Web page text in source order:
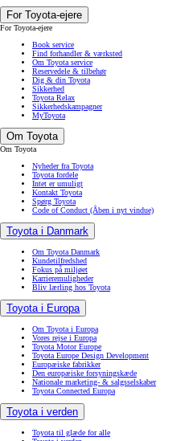
For Toyota-ejere
For Toyota-ejere
Book service
Find forhandler & værksted
Om Toyota service
Reservedele & tilbehør
Dig & din Toyota
Sikkerhed
Toyota Relax
Sikkerhedskampagner
MyToyota
Om Toyota
Om Toyota
Nyheder fra Toyota
Toyota fordele
Intet er umuligt
Kontakt Toyota
Spørg Toyota
Code of Conduct (Åben i nyt vindue)
Toyota i Danmark
Om Toyota Danmark
Kundetilfredshed
Fokus på miljøet
Karrieremuligheder
Bliv lærling hos Toyota
Toyota i Europa
Om Toyota i Europa
Vores rejse i Europa
Toyota Motor Europe
Toyota Europe Design Development
Europæiske fabrikker
Den europæiske forsyningskæde
Nationale marketing- & salgsselskaber
Toyota Connected Europa
Toyota i verden
Toyota til glæde for alle